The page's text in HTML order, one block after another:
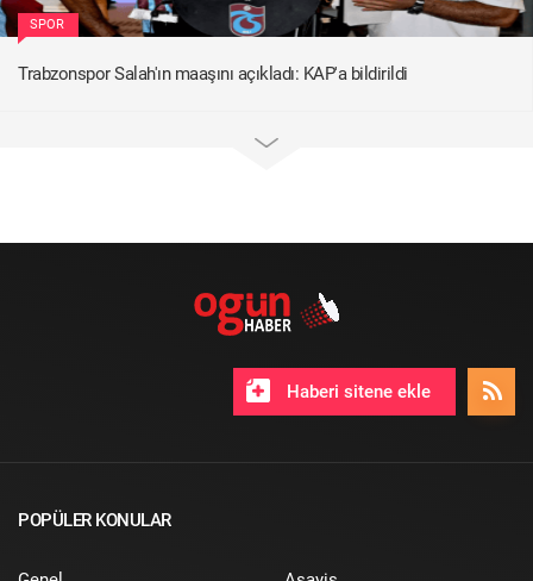
SPOR
Trabzonspor Salah'ın maaşını açıkladı: KAP'a bildirildi
Haberi sitene ekle
POPÜLER KONULAR